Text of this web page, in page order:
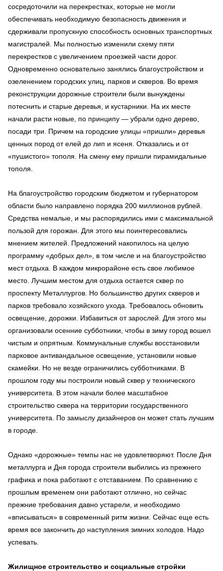
сосредоточили на перекрестках, которые не могли
обеспечивать необходимую безопасность движения и
сдерживали пропускную способность основных транспортных
магистралей. Мы полностью изменили схему пяти
перекрестков с увеличением проезжей части дорог.
Одновременно основательно занялись благоустройством и
озеленением городских улиц, парков и скверов. Во время
реконструкции дорожные строители были вынуждены
потеснить и старые деревья, и кустарники. На их месте
начали расти новые, по принципу — убрали одно дерево,
посади три. Причем на городские улицы «пришли» деревья
ценных пород от елей до лип и ясеня. Отказались и от
«пушистого» тополя. На смену ему пришли пирамидальные
тополя.
На благоустройство городским бюджетом и губернатором
области было направлено порядка 200 миллионов рублей.
Средства немалые, и мы распорядились ими с максимальной
пользой для горожан. Для этого мы поинтересовались
мнением жителей. Предложений накопилось на целую
программу «добрых дел», в том числе и на благоустройство
мест отдыха. В каждом микрорайоне есть свое любимое
место. Лучшим местом для отдыха остается сквер по
проспекту Металлургов. Но большинство других скверов и
парков требовало хозяйского ухода. Требовалось обновить
освещение, дорожки. Избавиться от зарослей. Для этого мы
организовали осенние субботники, чтобы в зиму город вошел
чистым и опрятным. Коммунальные службы восстановили
парковое антивандальное освещение, установили новые
скамейки. Но не везде ограничились субботниками. В
прошлом году мы построили новый сквер у технического
университета. В этом начали более масштабное
строительство сквера на территории государственного
университета. По замыслу дизайнеров он может стать лучшим
в городе.
Однако «дорожные» темпы нас не удовлетворяют. После Дня
металлурга и Дня города строители выбились из прежнего
графика и пока работают с отставанием. По сравнению с
прошлым временем они работают отлично, но сейчас
прежние требования давно устарели, и необходимо
«вписываться» в современный ритм жизни. Сейчас еще есть
время все закончить до наступления зимних холодов. Надо
успевать.
Жилищное строительство и социальные стройки